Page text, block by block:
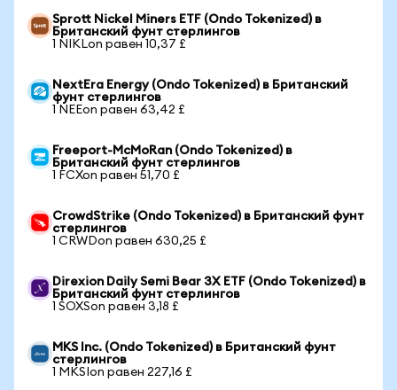
Sprott Nickel Miners ETF (Ondo Tokenized) в
Британский фунт стерлингов
1 NIKLon равен 10,37 £
NextEra Energy (Ondo Tokenized) в Британский
фунт стерлингов
1 NEEon равен 63,42 £
Freeport-McMoRan (Ondo Tokenized) в
Британский фунт стерлингов
1 FCXon равен 51,70 £
CrowdStrike (Ondo Tokenized) в Британский фунт
стерлингов
1 CRWDon равен 630,25 £
Direxion Daily Semi Bear 3X ETF (Ondo Tokenized) в
Британский фунт стерлингов
1 SOXSon равен 3,18 £
MKS Inc. (Ondo Tokenized) в Британский фунт
стерлингов
1 MKSIon равен 227,16 £